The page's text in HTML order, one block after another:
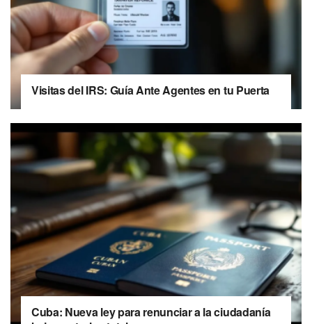
Visitas del IRS: Guía Ante Agentes en tu Puerta
Cuba: Nueva ley para renunciar a la ciudadanía